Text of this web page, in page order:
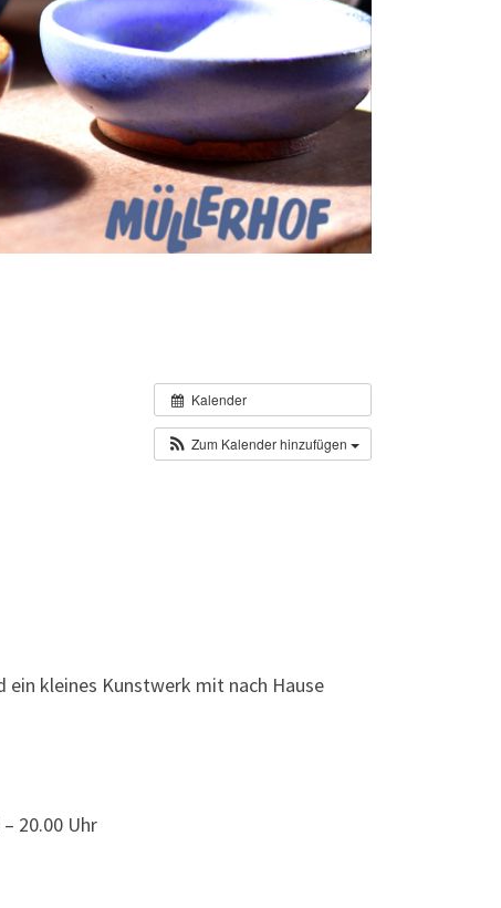
Kalender
Zum Kalender hinzufügen
ein kleines Kunstwerk mit nach Hause
20.00 Uhr